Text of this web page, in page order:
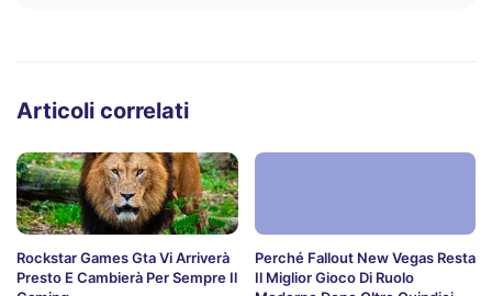
Articoli correlati
Rockstar Games Gta Vi Arriverà
Presto E Cambierà Per Sempre Il
Perché Fallout New Vegas Resta
Il Miglior Gioco Di Ruolo